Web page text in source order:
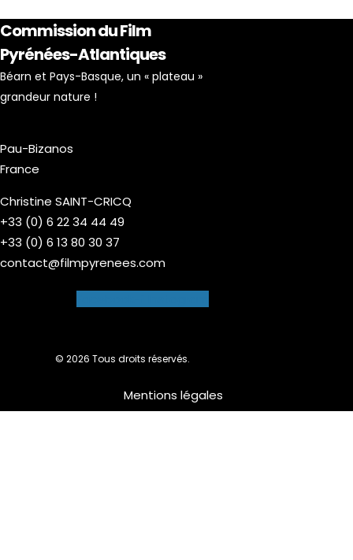
Commission du Film
Pyrénées-Atlantiques
Béarn et Pays-Basque, un « plateau »
grandeur nature !
Pau-Bizanos
France
Christine SAINT-CRICQ
+33 (0) 6 22 34 44 49
+33 (0) 6 13 80 30 37
contact@filmpyrenees.com
© 2026 Tous droits réservés.
Mentions légales